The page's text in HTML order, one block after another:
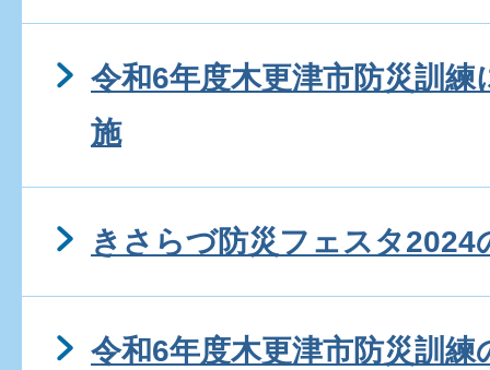
令和6年度木更津市防災訓
施
きさらづ防災フェスタ2024
令和6年度木更津市防災訓練